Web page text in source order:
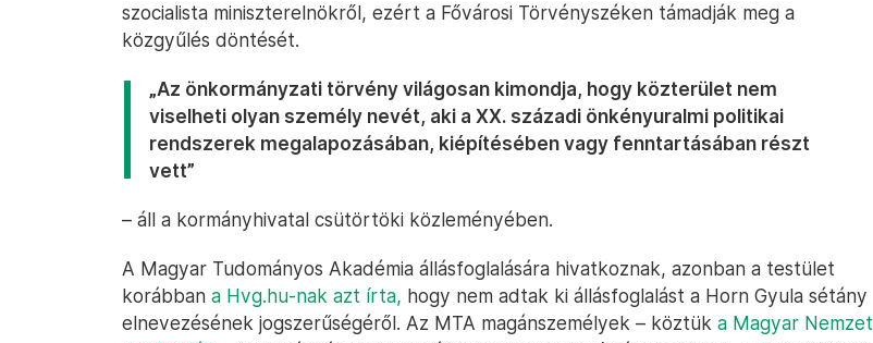
szocialista miniszterelnökről, ezért a Fővárosi Törvényszéken támadják meg a
közgyűlés döntését.
„Az önkormányzati törvény világosan kimondja, hogy közterület nem
viselheti olyan személy nevét, aki a XX. századi önkényuralmi politikai
rendszerek megalapozásában, kiépítésében vagy fenntartásában részt
vett”
– áll a kormányhivatal csütörtöki közleményében.
A Magyar Tudományos Akadémia állásfoglalására hivatkoznak, azonban a testület
korábban a Hvg.hu-nak azt írta, hogy nem adtak ki állásfoglalást a Horn Gyula sétány
elnevezésének jogszerűségéről. Az MTA magánszemélyek – köztük a Magyar Nemzet